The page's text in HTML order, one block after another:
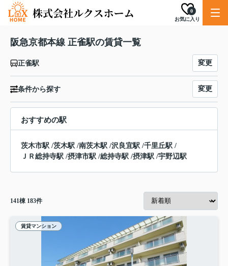
お気に入り
0
阪急京都本線 正雀駅の賃貸一覧
正雀駅 変更
条件から探す 変更
おすすめの駅
茨木市駅 /茨木駅 /南茨木駅 /沢良宜駅 /千里丘駅 /
ＪＲ総持寺駅 /摂津市駅 /総持寺駅 /摂津駅 /宇野辺駅
141棟 183件
賃貸マンション